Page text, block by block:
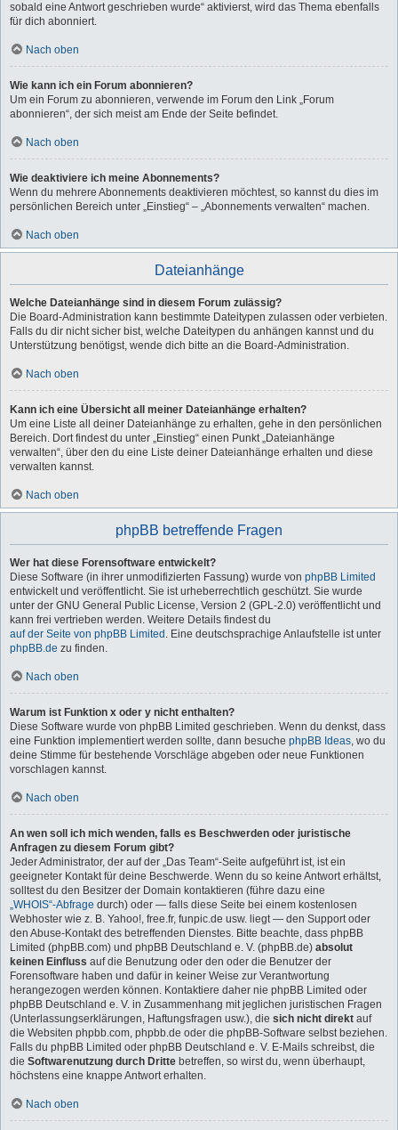
sobald eine Antwort geschrieben wurde“ aktivierst, wird das Thema ebenfalls
für dich abonniert.
Nach oben
Wie kann ich ein Forum abonnieren?
Um ein Forum zu abonnieren, verwende im Forum den Link „Forum
abonnieren“, der sich meist am Ende der Seite befindet.
Nach oben
Wie deaktiviere ich meine Abonnements?
Wenn du mehrere Abonnements deaktivieren möchtest, so kannst du dies im
persönlichen Bereich unter „Einstieg“ – „Abonnements verwalten“ machen.
Nach oben
Dateianhänge
Welche Dateianhänge sind in diesem Forum zulässig?
Die Board-Administration kann bestimmte Dateitypen zulassen oder verbieten.
Falls du dir nicht sicher bist, welche Dateitypen du anhängen kannst und du
Unterstützung benötigst, wende dich bitte an die Board-Administration.
Nach oben
Kann ich eine Übersicht all meiner Dateianhänge erhalten?
Um eine Liste all deiner Dateianhänge zu erhalten, gehe in den persönlichen
Bereich. Dort findest du unter „Einstieg“ einen Punkt „Dateianhänge
verwalten“, über den du eine Liste deiner Dateianhänge erhalten und diese
verwalten kannst.
Nach oben
phpBB betreffende Fragen
Wer hat diese Forensoftware entwickelt?
Diese Software (in ihrer unmodifizierten Fassung) wurde von phpBB Limited
entwickelt und veröffentlicht. Sie ist urheberrechtlich geschützt. Sie wurde
unter der GNU General Public License, Version 2 (GPL-2.0) veröffentlicht und
kann frei vertrieben werden. Weitere Details findest du
auf der Seite von phpBB Limited . Eine deutschsprachige Anlaufstelle ist unter
phpBB.de zu finden.
Nach oben
Warum ist Funktion x oder y nicht enthalten?
Diese Software wurde von phpBB Limited geschrieben. Wenn du denkst, dass
eine Funktion implementiert werden sollte, dann besuche phpBB Ideas, wo du
deine Stimme für bestehende Vorschläge abgeben oder neue Funktionen
vorschlagen kannst.
Nach oben
An wen soll ich mich wenden, falls es Beschwerden oder juristische
Anfragen zu diesem Forum gibt?
Jeder Administrator, der auf der „Das Team“-Seite aufgeführt ist, ist ein
geeigneter Kontakt für deine Beschwerde. Wenn du so keine Antwort erhältst,
solltest du den Besitzer der Domain kontaktieren (führe dazu eine
„WHOIS“-Abfrage durch) oder — falls diese Seite bei einem kostenlosen
Webhoster wie z. B. Yahoo!, free.fr, funpic.de usw. liegt — den Support oder
den Abuse-Kontakt des betreffenden Dienstes. Bitte beachte, dass phpBB
Limited (phpBB.com) und phpBB Deutschland e. V. (phpBB.de) absolut
keinen Einfluss auf die Benutzung oder den oder die Benutzer der
Forensoftware haben und dafür in keiner Weise zur Verantwortung
herangezogen werden können. Kontaktiere daher nie phpBB Limited oder
phpBB Deutschland e. V. in Zusammenhang mit jeglichen juristischen Fragen
(Unterlassungserklärungen, Haftungsfragen usw.), die sich nicht direkt auf
die Websiten phpbb.com, phpbb.de oder die phpBB-Software selbst beziehen.
Falls du phpBB Limited oder phpBB Deutschland e. V. E-Mails schreibst, die
die Softwarenutzung durch Dritte betreffen, so wirst du, wenn überhaupt,
höchstens eine knappe Antwort erhalten.
Nach oben